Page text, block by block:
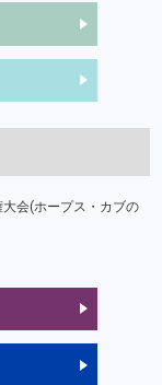
会(ホープス・カブの